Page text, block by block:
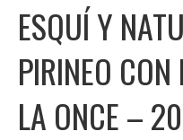
ESQUÍ Y
PIRINEO
LA ONCE –